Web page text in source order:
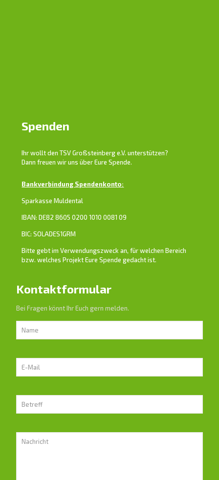
Spenden
Ihr wollt den TSV Großsteinberg e.V. unterstützen?
Dann freuen wir uns über Eure Spende.
Bankverbindung Spendenkonto:
Sparkasse Muldental
IBAN: DE82 8605 0200 1010 0081 09
BIC: SOLADES1GRM
Bitte gebt im Verwendungszweck an, für welchen Bereich
bzw. welches Projekt Eure Spende gedacht ist.
Kontaktformular
Bei Fragen könnt Ihr Euch gern melden.